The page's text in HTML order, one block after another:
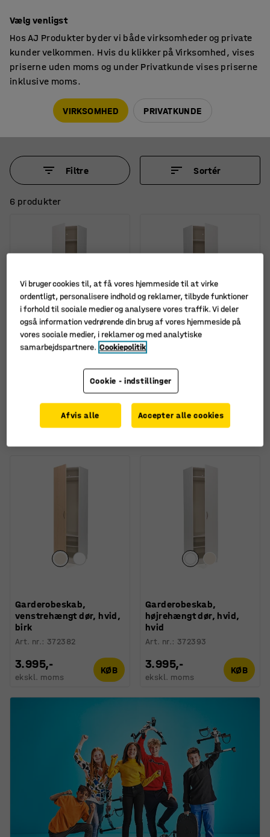
Garderobeskabe
Filtre Sortér
6 produkter
venstrehængt dør, hvid,
3.995,- KØB
højrehængt dør, hvid,
hvid
3.995,-
Garderobeskab,
venstrehængt dør, hvid,
birk
Art. nr.: 372382
3.995,-
ekskl. moms
KØB
Garderobeskab,
højrehængt dør, hvid,
hvid
Art. nr.: 372393
3.995,-
ekskl. moms
KØB
Vælg venligst
Hos AJ Produkter byder vi både virksomheder og private
kunder velkommen. Hvis du klikker på Virksomhed, vises
priserne uden moms og under Privatkunde vises priserne
inklusive moms.
VIRKSOMHED PRIVATKUNDE
Vi bruger cookies til, at få vores hjemmeside til at virke
ordentligt, personalisere indhold og reklamer, tilbyde funktioner
i forhold til sociale medier og analysere vores traffik. Vi deler
også information vedrørende din brug af vores hjemmeside på
vores sociale medier, i reklamer og med analytiske
samarbejdspartnere. Cookiepolitik
Cookie - indstillinger
Afvis alle Accepter alle cookies